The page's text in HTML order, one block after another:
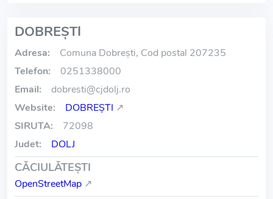
DOBREŞTI
Adresa:
Comuna Dobreşti, Cod postal 207235
Telefon:
0251338000
Email:
dobresti@cjdolj.ro
Website:
DOBREŞTI ↗
SIRUTA:
72098
Judet:
DOLJ
CĂCIULĂTEŞTI
OpenStreetMap ↗